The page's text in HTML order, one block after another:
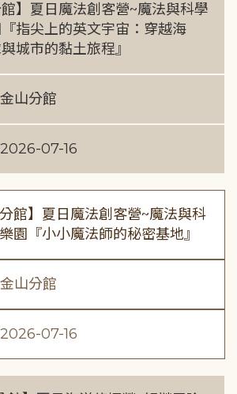
館】夏日魔法創客營~魔法與科學
指尖上的英文宇宙：穿越海
城市的黏土旅程』
金山分館
2026-07-16
分館】夏日魔法創客營~魔法與科
園『小小魔法師的秘密基地』
金山分館
2026-07-16